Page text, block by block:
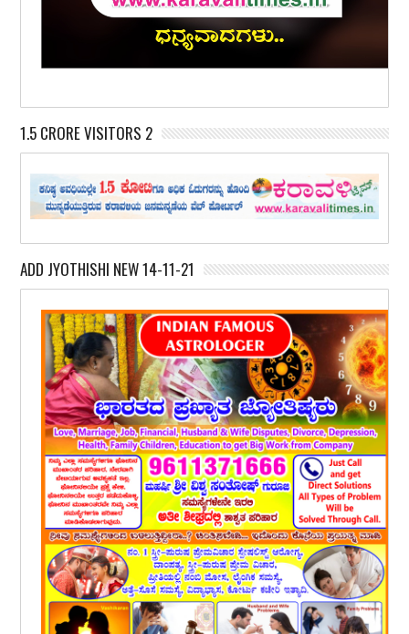
1.5 CRORE VISITORS 2
ADD JYOTHISHI NEW 14-11-21